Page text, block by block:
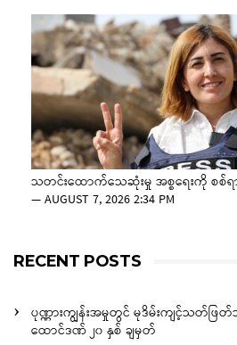
သတင်းထောက်သေဆုံးမှု အစ္စရေးကို စစ်ရ
—AUGUST 7, 2026 2:34 PM
RECENT POSTS
ပုဏ္ဏားကျွန်းအမှုတွင် မုဒိမ်းကျင့်သတ်ဖ
ထောင်ဒဏ် ၂၀ နှစ် ချမှတ်